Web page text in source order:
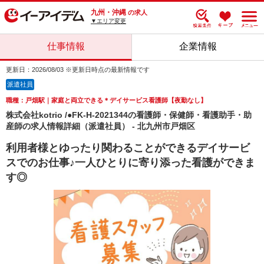
九州・沖縄 の求人
▼エリア変更
仕事情報 企業情報
更新日：2026/08/03 ※更新日時点の最新情報です
派遣社員
職種：戸畑駅｜家庭と両立できる＊デイサービス看護師【夜勤なし】
株式会社kotrio /●FK-H-2021344の看護師・保健師・看護助手・助
産師の求人情報詳細（派遣社員） - 北九州市戸畑区
利用者様とゆったり関わることができるデイサービ
スでのお仕事♪一人ひとりに寄り添った看護ができま
す◎